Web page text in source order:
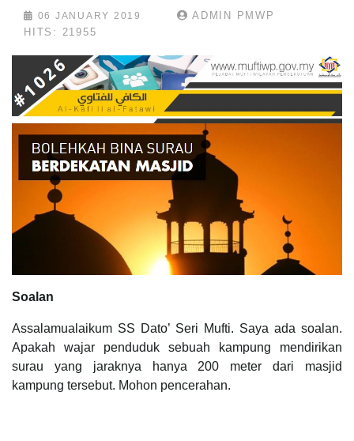
06 JANUARY 2019
ADMIN PMWP
HITS: 21955
Soalan
Assalamualaikum SS Dato’ Seri Mufti. Saya ada soalan.
Apakah wajar penduduk sebuah kampung mendirikan
surau yang jaraknya hanya 200 meter dari masjid
kampung tersebut. Mohon pencerahan.